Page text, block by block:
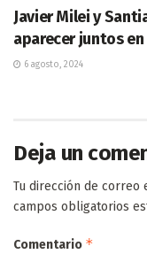
Javier Milei y
aparecer juntos en
6 agosto, 2024
Deja un
Tu dirección de correo
campos obligatorios
Comentario *